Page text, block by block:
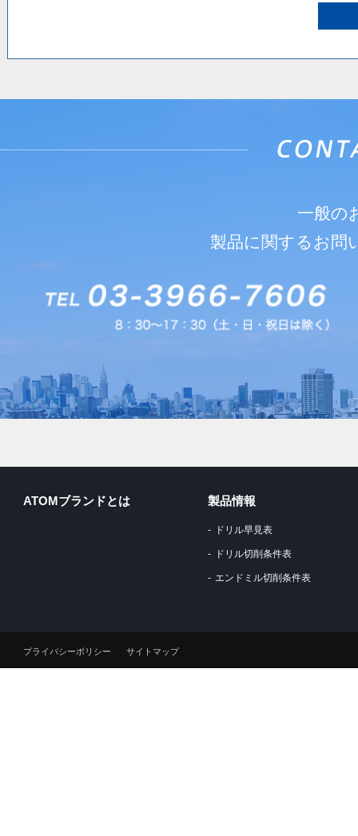
一般の
製品に関するお問
ATOMブランドとは 製品情報
ドリル早見表
ドリル切削条件表
エンドミル切削条件表
プライバシーポリシー サイトマップ